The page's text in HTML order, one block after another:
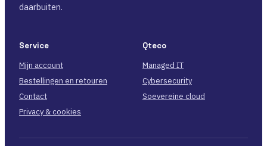
daarbuiten.
Service
Mijn account
Bestellingen en retouren
Contact
Privacy & cookies
Qteco
Managed IT
Cybersecurity
Soevereine cloud